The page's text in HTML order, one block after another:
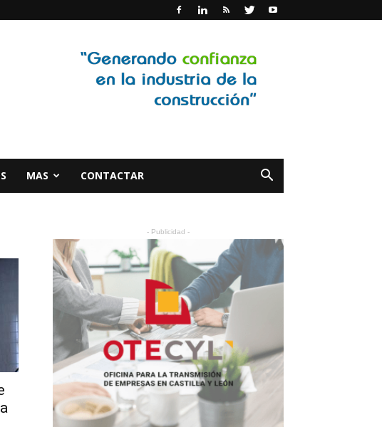
MAS CONTACTAR
- Publicidad -